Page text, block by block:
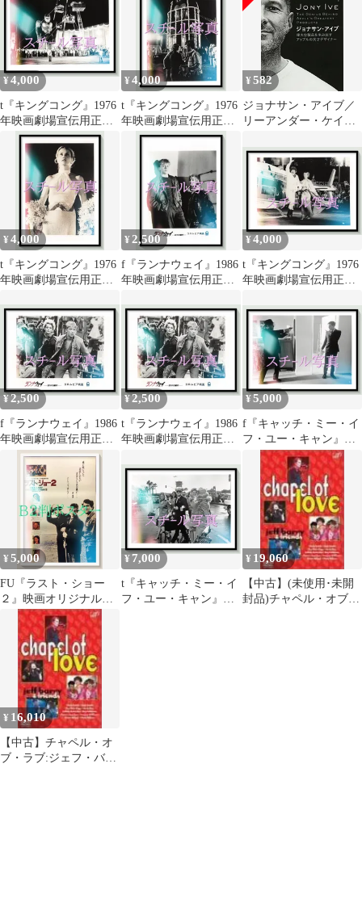
ン・ギラーミン ジェ
フ・ブリッジス ジェシ
カ・ラング チャール
ズ・グローディン ジャ
ック・オハローラン
¥4,000
t『キングコング』1976
年映画劇場宣伝用正規
オリジナルスチール写
真 pt006701 ジョ
ン・ギラーミン ジェ
フ・ブリッジス ジェシ
カ・ラング チャール
ズ・グローディン ジャ
ック・オハローラン
¥4,000
t『キングコング』1976
年映画劇場宣伝用正規
オリジナルスチール写
真 pt006700 ジョ
ン・ギラーミン ジェ
フ・ブリッジス ジェシ
カ・ラング チャール
ズ・グローディン ジャ
ック・オハローラン
¥582
ジョナサン・アイブ／
リーアンダー・ケイニ
¥4,000
t『キングコング』1976
年映画劇場宣伝用正規
真 pt006712 ジョ
ン・ギラーミン ジェ
フ・ブリッジス ジェシ
カ・ラング チャール
ズ・グローディン ジャ
ック・オハローラン
¥ 2,500
f『ランナウェイ』1986
年映画劇場宣伝用正規
真 fu002568 リチャ
ード・タッグル アンソ
ニー・マイケル・ホー
ル ジェニー・ライト ジ
ェフ・コパー
¥4,000
t『キングコング』1976
年映画劇場宣伝用正規
真 pt006706 ジョ
ン・ギラーミン ジェ
フ・ブリッジス ジェシ
カ・ラング チャール
ズ・グローディン ジャ
ック・オハローラン
¥ 2,500
f『ランナウェイ』1986
年映画劇場宣伝用正規
オリジナルスチール写
真 fu002569 リチャ
ード・タッグル アンソ
ニー・マイケル・ホー
ル ジェニー・ライト ジ
ェフ・コパー
¥ 2,500
t『ランナウェイ』1986
年映画劇場宣伝用正規
真 pt002569 リチャ
ード・タッグル アンソ
ニー・マイケル・ホー
ル ジェニー・ライト ジ
ェフ・コパー
¥5,000
f『キャッチ・ミー・イ
フ・ユー・キャン』
2003年映画劇場宣伝用
正規オリジナルスチー
ル写真 fu002044 ス
ティーヴン・スピルバ
ーグ フランク・Ｗ・ア
バグネイル レオナル
ド・ディカプリオ ト
ム・ハンクス クリスト
ファー・ウォーケン マ
ーティン・シーン
¥5,000
FU『ラスト・ショー
２』映画オリジナルB2
判ポスター
FU07210
¥7,000
t『キャッチ・ミー・イ
フ・ユー・キャン』
¥ 19,060
【中古】(未使用･未開
封品)チャペル・オブ・
¥ 16,010
【中古】チャペル・オ
ブ・ラブ:ジェフ・バリ